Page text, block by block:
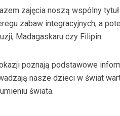
zajęcia noszą wspólny
zabaw integracyjnych, a
Madagaskaru czy Filipin.
poznają podstawowe
nasze dzieci w świat
świata.